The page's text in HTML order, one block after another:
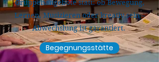
Gruppenangebote statt: obBewegung,
Lernen, Musizieren oder kreativ sein –
Abwechslung ist garantiert.
Begegnungsstätte